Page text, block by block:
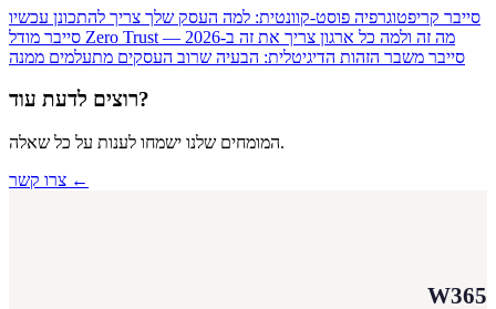
סייבר קריפטוגרפיה פוסט-קוונטית: למה העסק שלך צריך להתכונן עכשיו
סייבר
מודל Zero Trust — מה זה ולמה כל ארגון צריך את זה ב-2026
סייבר משבר הזהות הדיגיטלית: הבעיה שרוב העסקים מתעלמים ממנה
רוצים לדעת עוד?
המומחים שלנו ישמחו לענות על כל שאלה.
צרו קשר ←
W365